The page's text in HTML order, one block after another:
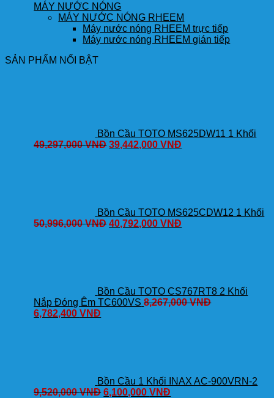
MÁY NƯỚC NÓNG
MÁY NƯỚC NÓNG RHEEM
Máy nước nóng RHEEM trực tiếp
Máy nước nóng RHEEM gián tiếp
SẢN PHẨM NỔI BẬT
Bồn Cầu TOTO MS625DW11 1 Khối
49,297,000VNĐ 39,442,000VNĐ
Bồn Cầu TOTO MS625CDW12 1 Khối
50,996,000VNĐ 40,792,000VNĐ
Bồn Cầu TOTO CS767RT8 2 Khối
Nắp Đóng Êm TC600VS 8,267,000VNĐ
6,782,400VNĐ
Bồn Cầu 1 Khối INAX AC-900VRN-2
9,520,000VNĐ 6,100,000VNĐ